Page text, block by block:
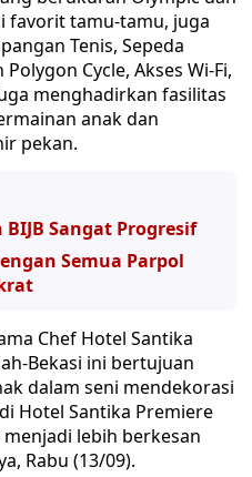
favorit tamu-tamu, juga
Tenis, Sepeda
Cycle, Akses Wi-Fi,
menghadirkan fasilitas
anak dan
pekan.
Sangat Progresif
Semua Parpol
Chef Hotel Santika
Bekasi ini bertujuan
dalam seni mendekorasi
Hotel Santika Premiere
lebih berkesan
Rabu (13/09).